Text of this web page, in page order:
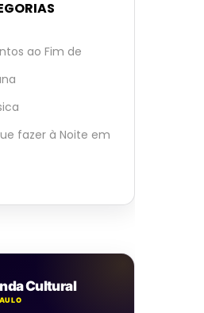
ao Fim de
fazer à Noite em
Cultural